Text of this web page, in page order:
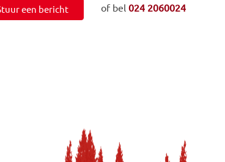
een bericht of bel 024 2060024